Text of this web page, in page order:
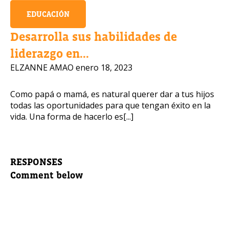
EDUCACIÓN
Desarrolla sus habilidades de
liderazgo en...
ELZANNE AMAO enero 18, 2023
Como papá o mamá, es natural querer dar a tus hijos
todas las oportunidades para que tengan éxito en la
vida. Una forma de hacerlo es[...]
RESPONSES
Comment below